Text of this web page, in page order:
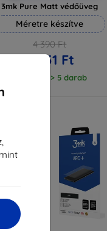
3mk Pure Matt védőüveg
Méretre készítve
4 390 Ft
3 951 Ft
Raktáron > 5 darab